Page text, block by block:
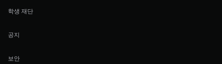
학생 재단
공지
보안